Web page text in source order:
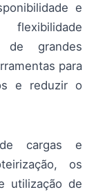
e
de grandes
para
e reduzir o
cargas e
os
utilização de